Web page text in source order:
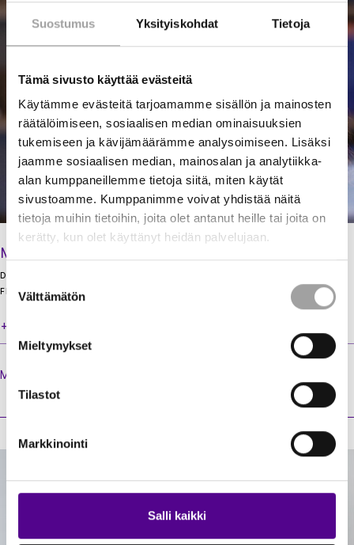
Suostumus Yksityiskohdat Tietoja
Tämä sivusto käyttää evästeitä
Käytämme evästeitä tarjoamamme sisällön ja mainosten
räätälöimiseen, sosiaalisen median ominaisuuksien
tukemiseen ja kävijämäärämme analysoimiseen. Lisäksi
jaamme sosiaalisen median, mainosalan ja analytiikka-
alan kumppaneillemme tietoja siitä, miten käytät
sivustoamme. Kumppanimme voivat yhdistää näitä
tietoja muihin tietoihin, joita olet antanut heille tai joita on
kerätty, kun olet käyttänyt heidän palvelujaan.
valinta
Välttämätön
Mieltymykset
Tilastot
Markkinointi
Salli kaikki
Marketta Eggleton
DIRECTOR
FINANCE AND ADMINISTRATION
+358 40 522 8110
Marketta's